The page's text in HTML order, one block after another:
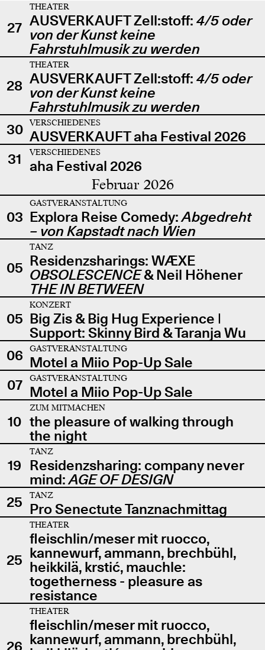
27
THEATER
AUSVERKAUFT Zell:stoff: 4/5 oder
von der Kunst keine
Fahrstuhlmusik zu werden
28
THEATER
AUSVERKAUFT Zell:stoff: 4/5 oder
von der Kunst keine
Fahrstuhlmusik zu werden
30
VERSCHIEDENES
AUSVERKAUFT aha Festival 2026
31
VERSCHIEDENES
aha Festival 2026
Februar 2026
03
GASTVERANSTALTUNG
Explora Reise Comedy:Abgedreht
– von Kapstadt nach Wien
05
TANZ
Residenzsharings: WÆXE
OBSOLESCENCE& Neil Höhener
THE IN BETWEEN
05
KONZERT
Big Zis & Big Hug Experience |
Support: Skinny Bird & Taranja Wu
06
GASTVERANSTALTUNG
Motel a Miio Pop-Up Sale
07
GASTVERANSTALTUNG
Motel a Miio Pop-Up Sale
10
ZUM MITMACHEN
the pleasure of walking through
the night
19
TANZ
Residenzsharing: company never
mind:AGE OF DESIGN
25
TANZ
Pro Senectute Tanznachmittag
25
THEATER
fleischlin/meser mit ruocco,
kannewurf, ammann, brechbühl,
heikkilä, krstić, mauchle:
togetherness - pleasure as
resistance
26
THEATER
fleischlin/meser mit ruocco,
kannewurf, ammann, brechbühl,